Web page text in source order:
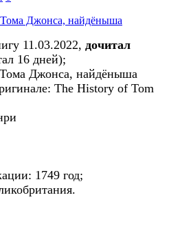
11.03.2022, дочитал
16 дней);
Джонса, найдёныша
The History of Tom
1749 год;
.